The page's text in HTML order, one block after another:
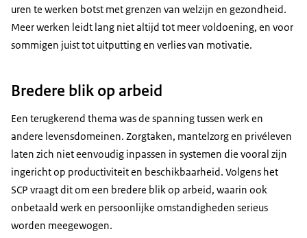
uren te werken botst met grenzen van welzijn en gezondheid.
Meer werken leidt lang niet altijd tot meer voldoening, en voor
sommigen juist tot uitputting en verlies van motivatie.
Bredere blik op arbeid
Een terugkerend thema was de spanning tussen werk en
andere levensdomeinen. Zorgtaken, mantelzorg en privéleven
laten zich niet eenvoudig inpassen in systemen die vooral zijn
ingericht op productiviteit en beschikbaarheid. Volgens het
SCP vraagt dit om een bredere blik op arbeid, waarin ook
onbetaald werk en persoonlijke omstandigheden serieus
worden meegewogen.